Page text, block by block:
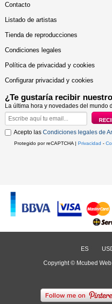
Contacto
Listado de artistas
Tienda de reproducciones
Condiciones legales
Política de privacidad y cookies
Configurar privacidad y cookies
¿Te gustaría recibir nuestro
La última hora y novedades del mundo
Acepto las Condiciones legales de
Protegido por reCAPTCHA | Privacidad -
ES
Copyright © Mcubed